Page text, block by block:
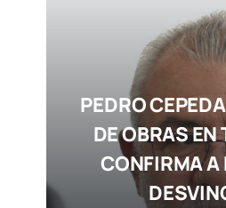
PEDRO
DE OBRAS
CONFIRMA A